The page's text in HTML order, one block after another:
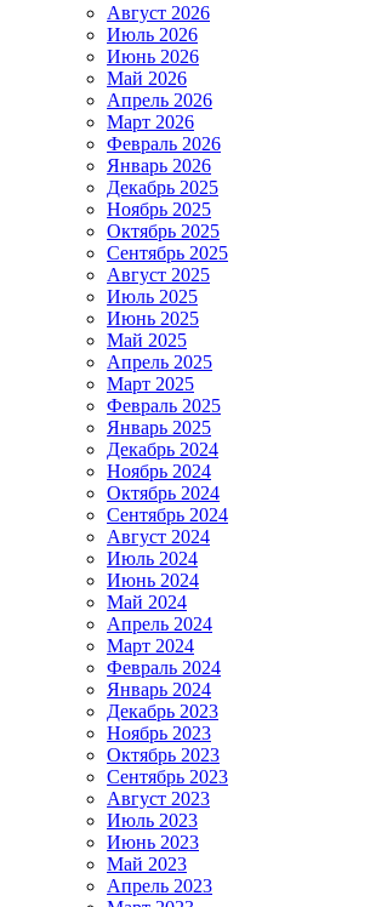
Август 2026
Июль 2026
Июнь 2026
Май 2026
Апрель 2026
Март 2026
Февраль 2026
Январь 2026
Декабрь 2025
Ноябрь 2025
Октябрь 2025
Сентябрь 2025
Август 2025
Июль 2025
Июнь 2025
Май 2025
Апрель 2025
Март 2025
Февраль 2025
Январь 2025
Декабрь 2024
Ноябрь 2024
Октябрь 2024
Сентябрь 2024
Август 2024
Июль 2024
Июнь 2024
Май 2024
Апрель 2024
Март 2024
Февраль 2024
Январь 2024
Декабрь 2023
Ноябрь 2023
Октябрь 2023
Сентябрь 2023
Август 2023
Июль 2023
Июнь 2023
Май 2023
Апрель 2023